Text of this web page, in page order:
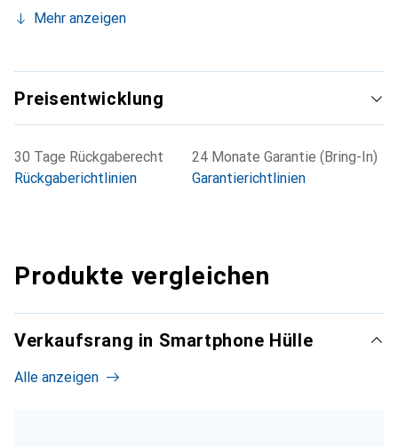
Mehr anzeigen
Preisentwicklung
30 Tage Rückgaberecht
Rückgaberichtlinien
24 Monate Garantie (Bring-In)
Garantierichtlinien
Produkte vergleichen
Verkaufsrang in Smartphone Hülle
Alle anzeigen